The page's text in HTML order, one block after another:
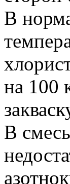
В
на 100
В